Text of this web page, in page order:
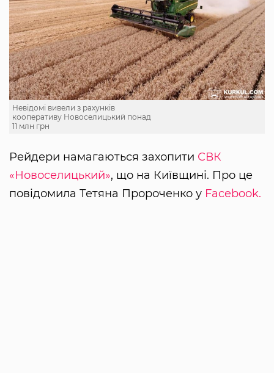
Невідомі вивели з рахунків
кооперативу Новоселицький понад
11 млн грн
Рейдери намагаються захопити СВК
«Новоселицький», що на Київщині. Про це
повідомила Тетяна Пророченко у Facebook.